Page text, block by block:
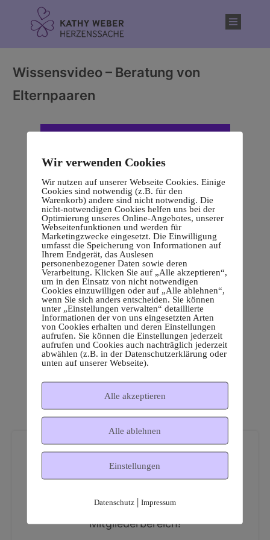
Wissensvideo – Beratung von
Elternpaaren
Dies ist ein geschützter
Mitgliederbereich!
Wir verwenden Cookies
Wir nutzen auf unserer Webseite Cookies. Einige
Cookies sind notwendig (z.B. für den
Warenkorb) andere sind nicht notwendig. Die
nicht-notwendigen Cookies helfen uns bei der
Optimierung unseres Online-Angebotes, unserer
Webseitenfunktionen und werden für
Marketingzwecke eingesetzt. Die Einwilligung
umfasst die Speicherung von Informationen auf
Ihrem Endgerät, das Auslesen
personenbezogener Daten sowie deren
Verarbeitung. Klicken Sie auf „Alle akzeptieren“,
um in den Einsatz von nicht notwendigen
Cookies einzuwilligen oder auf „Alle ablehnen“,
wenn Sie sich anders entscheiden. Sie können
unter „Einstellungen verwalten“ detaillierte
Informationen der von uns eingesetzten Arten
von Cookies erhalten und deren Einstellungen
aufrufen. Sie können die Einstellungen jederzeit
aufrufen und Cookies auch nachträglich jederzeit
abwählen (z.B. in der Datenschutzerklärung oder
unten auf unserer Webseite).
Alle akzeptieren
Alle ablehnen
Einstellungen
Datenschutz| Impressum